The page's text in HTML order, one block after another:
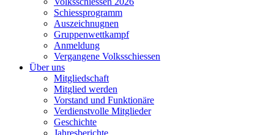
Schiessprogramm
Auszeichnugnen
Gruppenwettkampf
Anmeldung
Vergangene Volksschiessen
Über uns
Mitgliedschaft
Mitglied werden
Vorstand und Funktionäre
Verdienstvolle Mitglieder
Geschichte
Jahresberichte